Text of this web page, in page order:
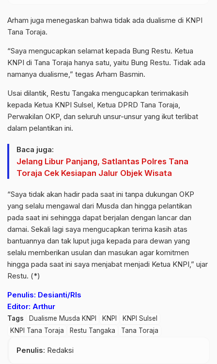
Arham juga menegaskan bahwa tidak ada dualisme di KNPI
Tana Toraja.
“Saya mengucapkan selamat kepada Bung Restu. Ketua
KNPI di Tana Toraja hanya satu, yaitu Bung Restu. Tidak ada
namanya dualisme,” tegas Arham Basmin.
Usai dilantik, Restu Tangaka mengucapkan terimakasih
kepada Ketua KNPI Sulsel, Ketua DPRD Tana Toraja,
Perwakilan OKP, dan seluruh unsur-unsur yang ikut terlibat
dalam pelantikan ini.
Baca juga:
Jelang Libur Panjang, Satlantas Polres Tana
Toraja Cek Kesiapan Jalur Objek Wisata
“Saya tidak akan hadir pada saat ini tanpa dukungan OKP
yang selalu mengawal dari Musda dan hingga pelantikan
pada saat ini sehingga dapat berjalan dengan lancar dan
damai. Sekali lagi saya mengucapkan terima kasih atas
bantuannya dan tak luput juga kepada para dewan yang
selalu memberikan usulan dan masukan agar komitmen
hingga pada saat ini saya menjabat menjadi Ketua KNPI,” ujar
Restu. (*)
Penulis: Desianti/Rls
Editor: Arthur
Tags Dualisme Musda KNPI KNPI
KNPI Sulsel
KNPI Tana Toraja
Restu Tangaka Tana Toraja
Penulis: Redaksi